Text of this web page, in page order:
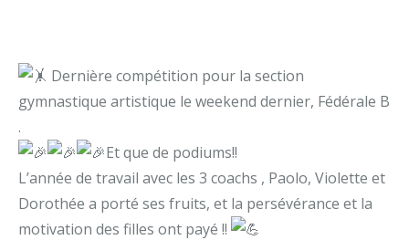
Dernière compétition pour la section
gymnastique artistique le weekend dernier, Fédérale B
.
Et que de podiums!!
L’année de travail avec les 3 coachs , Paolo, Violette et
Dorothée a porté ses fruits, et la persévérance et la
motivation des filles ont payé !!